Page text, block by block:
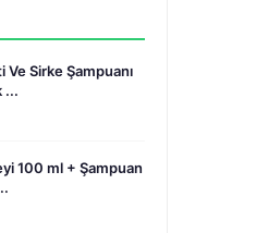
Ve Sirke Şampuanı
...
100 ml + Şampuan